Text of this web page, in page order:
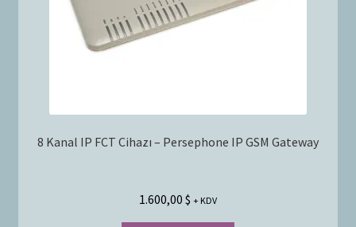
8 Kanal IP FCT Cihazı – Persephone IP GSM Gateway
1.600,00 $ + KDV